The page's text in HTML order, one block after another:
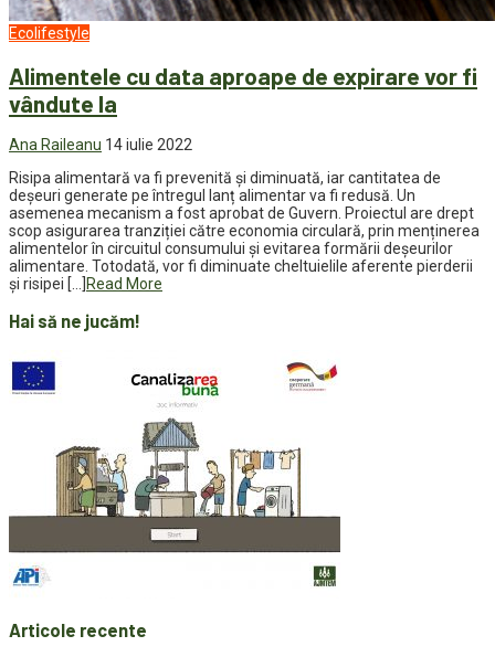
Ecolifestyle
Alimentele cu data aproape de expirare vor fi
vândute la
Ana Raileanu 14 iulie 2022
Risipa alimentară va fi prevenită și diminuată, iar cantitatea de
deșeuri generate pe întregul lanț alimentar va fi redusă. Un
asemenea mecanism a fost aprobat de Guvern. Proiectul are drept
scop asigurarea tranziției către economia circulară, prin menținerea
alimentelor în circuitul consumului și evitarea formării deșeurilor
alimentare. Totodată, vor fi diminuate cheltuielile aferente pierderii
și risipei […]
Read More
Hai să ne jucăm!
Articole recente